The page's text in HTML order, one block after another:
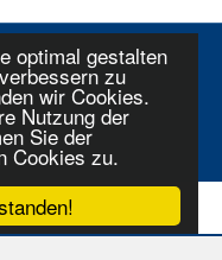
optimal gestalten
zu
wir Cookies.
Nutzung der
Sie der
Cookies zu.